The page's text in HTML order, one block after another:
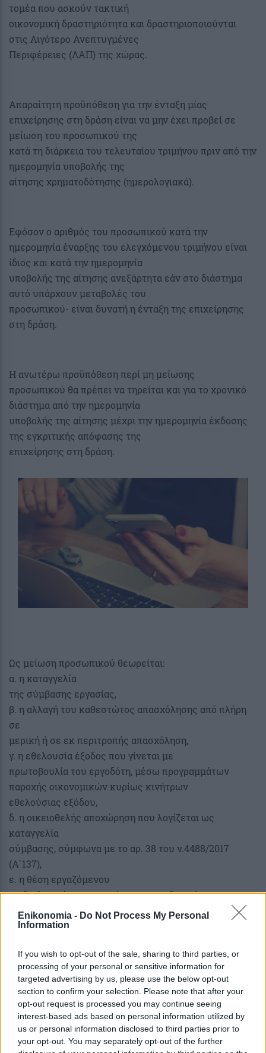
Enikonomia - Do Not Process My Personal
Information
If you wish to opt-out of the sale, sharing to third parties, or
processing of your personal or sensitive information for
targeted advertising by us, please use the below opt-out
section to confirm your selection. Please note that after your
opt-out request is processed you may continue seeing
interest-based ads based on personal information utilized by
us or personal information disclosed to third parties prior to
your opt-out. You may separately opt-out of the further
τομέα που ασκούν τακτική
οικονομική δραστηριότητα και δραστηριοποιούνται
στις Λιγότερο Ανεπτυγμένες
Περιφέρειες (ΛΑΠ) της χώρας.
Απαραίτητη προϋπόθεση για την ένταξη μίας
επιχείρησης στη δράση είναι να μην έχει προβεί σε
μείωση του προσωπικού της
κατά τη διάρκεια του τελευταίου τριμήνου πριν από την
ημερομηνία υποβολής της
αίτησης χρηματοδότησης (ημερολογιακά).
Εφόσον ο αριθμός του προσωπικού κατά την
ημερομηνία έναρξης του ελεγχόμενου τριμήνου είναι
ίδιος και κατά την ημερομηνία
υποβολής της αίτησης ανεξάρτητα εάν στο διάστημα
αυτό υπάρχουν μεταβολές του
προσωπικού- είναι δυνατή η ένταξη της επιχείρησης
στη δράση.
Η ανωτέρω προϋπόθεση περί μη μείωσης
προσωπικού θα πρέπει να τηρείται και για το χρονικό
διάστημα από την ημερομηνία
υποβολής της αίτησης μέχρι την ημερομηνία έκδοσης
της εγκριτικής απόφασης της
επιχείρησης στη δράση.
Ως μείωση προσωπικού θεωρείται:
α. η καταγγελία
της σύμβασης εργασίας,
β. η αλλαγή του καθεστώτος απασχόλησης από πλήρη
σε
μερική ή σε εκ περιτροπής απασχόληση,
γ. η εθελουσία έξοδος που γίνεται με
πρωτοβουλία του εργοδότη, μέσω προγραμμάτων
παροχής οικονομικών κυρίως κινήτρων
εθελούσιας εξόδου,
δ. η οικειοθελής αποχώρηση που λογίζεται ως
καταγγελία
σύμβασης, σύμφωνα με το αρ. 38 του ν.4488/2017
(Α΄137),
ε. η θέση εργαζόμενου
σε διαθεσιμότητα, στ. η άσκηση του δικαιώματος
επίσχεσης από την εργασία του
άρθρου 325 του Α.Κ.. Σε αυτές τις περιπτώσεις, η
ενταχθεί στη δράση πρέπει να καλύψει τη μείωση έως
την ημερομηνία υποβολής της
αίτησης χρηματοδότησης στη δράση.
Εάν η επιχείρηση έχει προβεί σε μείωση